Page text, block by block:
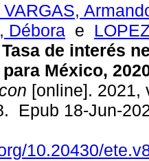
Débora e
Tasa de interés
México,
[online]. 2021,
Epub 18-Jun-
10.20430/